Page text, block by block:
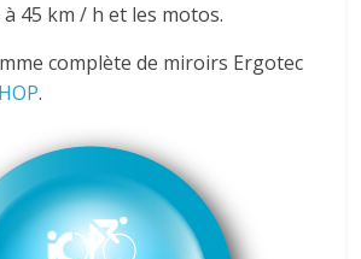
45 km / h et les motos.
complète de miroirs Ergotec
.